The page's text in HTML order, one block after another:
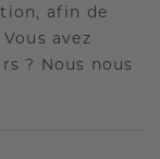
afin de
avez
? Nous nous